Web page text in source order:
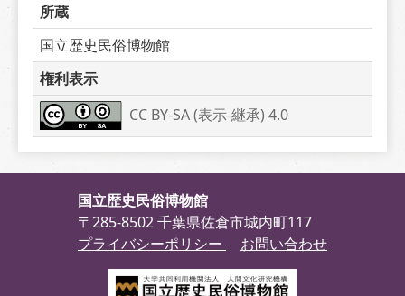
所蔵
国立歴史民俗博物館
権利表示
CC BY-SA (表示-継承) 4.0
国立歴史民俗博物館
〒285-8502 千葉県佐倉市城内町117
プライバシーポリシー
お問い合わせ